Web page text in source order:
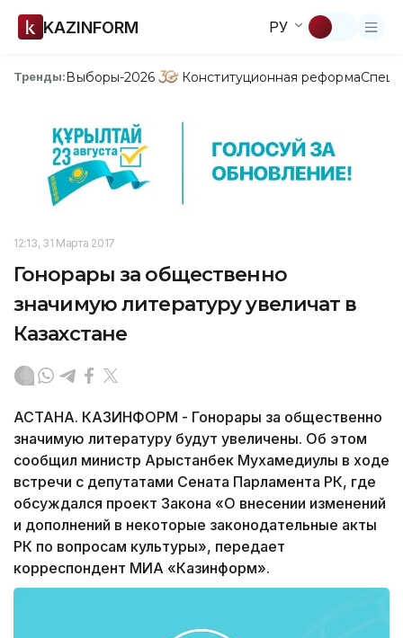
KAZINFORM РУ
Тренды:Выборы-2026 Конституционная реформа
12:13, 31 Марта 2017
Гонорары за общественно
значимую литературу увеличат в
Казахстане
АСТАНА. КАЗИНФОРМ - Гонорары за общественно
значимую литературу будут увеличены. Об этом
сообщил министр Арыстанбек Мухамедиулы в ходе
встречи с депутатами Сената Парламента РК, где
обсуждался проект Закона «О внесении изменений
и дополнений в некоторые законодательные акты
РК по вопросам культуры», передает
корреспондент МИА «Казинформ».